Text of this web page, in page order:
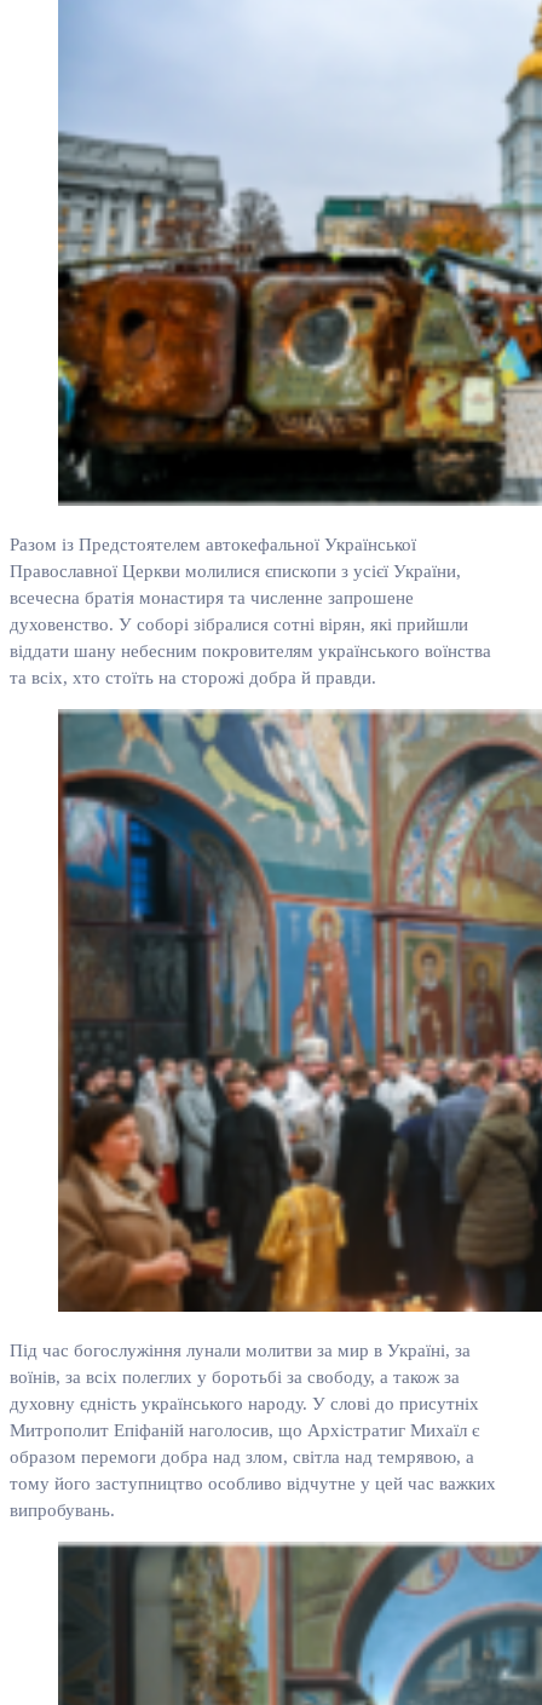
Разом із Предстоятелем автокефальної Української
Православної Церкви молилися єпископи з усієї України,
всечесна братія монастиря та численне запрошене
духовенство. У соборі зібралися сотні вірян, які прийшли
віддати шану небесним покровителям українського воїнства
та всіх, хто стоїть на сторожі добра й правди.
Під час богослужіння лунали молитви за мир в Україні, за
воїнів, за всіх полеглих у боротьбі за свободу, а також за
духовну єдність українського народу. У слові до присутніх
Митрополит Епіфаній наголосив, що Архістратиг Михаїл є
образом перемоги добра над злом, світла над темрявою, а
тому його заступництво особливо відчутне у цей час важких
випробувань.